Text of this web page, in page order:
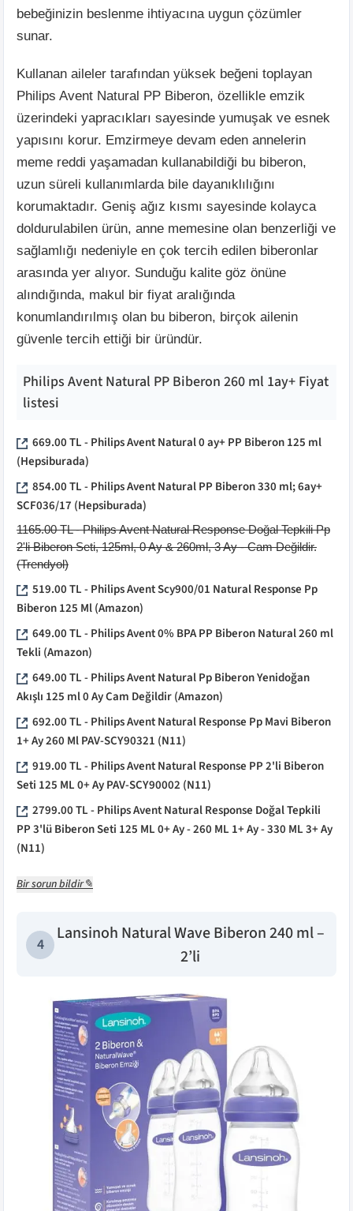
bebeğinizin beslenme ihtiyacına uygun çözümler
sunar.
Kullanan aileler tarafından yüksek beğeni toplayan
Philips Avent Natural PP Biberon, özellikle emzik
üzerindeki yapracıkları sayesinde yumuşak ve esnek
yapısını korur. Emzirmeye devam eden annelerin
meme reddi yaşamadan kullanabildiği bu biberon,
uzun süreli kullanımlarda bile dayanıklılığını
korumaktadır. Geniş ağız kısmı sayesinde kolayca
doldurulabilen ürün, anne memesine olan benzerliği ve
sağlamlığı nedeniyle en çok tercih edilen biberonlar
arasında yer alıyor. Sunduğu kalite göz önüne
alındığında, makul bir fiyat aralığında
konumlandırılmış olan bu biberon, birçok ailenin
güvenle tercih ettiği bir üründür.
Philips Avent Natural PP Biberon 260 ml 1ay+ Fiyat
listesi
669.00TL -Philips Avent Natural 0 ay+ PP Biberon 125 ml
(Hepsiburada)
854.00TL -Philips Avent Natural PP Biberon 330 ml; 6ay+
SCF036/17 (Hepsiburada)
1165.00TL -Philips Avent Natural Response Doğal Tepkili Pp
2'li Biberon Seti, 125ml, 0 Ay & 260ml, 3 Ay - Cam Değildir.
(Trendyol)
519.00TL -Philips Avent Scy900/01 Natural Response Pp
Biberon 125 Ml(Amazon)
649.00TL -Philips Avent 0% BPA PP Biberon Natural 260 ml
Tekli (Amazon)
649.00TL -Philips Avent Natural Pp Biberon Yenidoğan
Akışlı 125 ml 0 Ay Cam Değildir(Amazon)
692.00TL -Philips Avent Natural Response Pp Mavi Biberon
1+ Ay 260 Ml PAV-SCY90321 (N11)
919.00TL -Philips Avent Natural Response PP 2'li Biberon
Seti 125 ML 0+ Ay PAV-SCY90002 (N11)
2799.00TL -Philips Avent Natural Response Doğal Tepkili
PP 3'lü Biberon Seti 125 ML 0+ Ay - 260 ML 1+ Ay - 330 ML 3+ Ay
(N11)
Bir sorun bildir✎
4
Lansinoh Natural Wave Biberon 240 ml –
2’li